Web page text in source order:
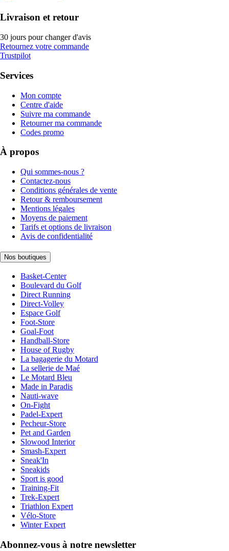
Livraison et retour
30 jours pour changer d'avis
Retournez votre commande
Trustpilot
Services
Mon compte
Centre d'aide
Suivre ma commande
Retourner ma commande
Codes promo
À propos
Qui sommes-nous ?
Contactez-nous
Conditions générales de vente
Retour & remboursement
Mentions légales
Moyens de paiement
Tarifs et options de livraison
Avis de confidentialité
Nos boutiques
Basket-Center
Boulevard du Golf
Direct Running
Direct-Volley
Espace Golf
Foot-Store
Goal-Foot
Handball-Store
House of Rugby
La bagagerie du Motard
La sellerie de Maé
Le Motard Bleu
Made in Paradis
Nauti-wave
On-Fight
Padel-Expert
Pecheur-Store
Pet and Garden
Slowood Interior
Smash-Expert
Sneak'In
Sneakids
Sport is good
Training-Fit
Trek-Expert
Triathlon Expert
Vélo-Store
Winter Expert
Abonnez-vous à notre newsletter